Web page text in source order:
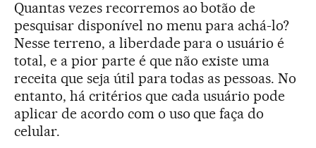
Quantas vezes recorremos ao botão de
pesquisar disponível no menu para achá-lo?
Nesse terreno, a liberdade para o usuário é
total, e a pior parte é que não existe uma
receita que seja útil para todas as pessoas. No
entanto, há critérios que cada usuário pode
aplicar de acordo com o uso que faça do
celular.